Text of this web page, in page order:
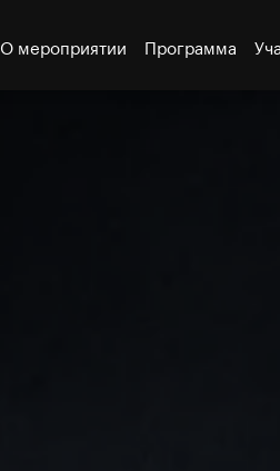
О мероприятии Программа